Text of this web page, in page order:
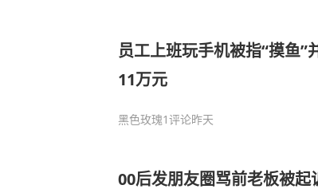
员工上班玩手机被指“摸鱼”
11万元
黑色玫瑰1评论昨天
00后发朋友圈骂前老板被